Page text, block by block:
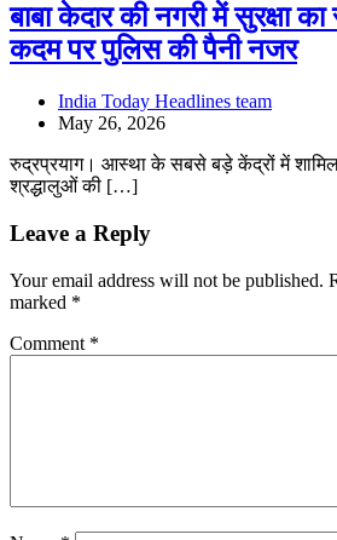
बाबा केदार की नगरी में सुरक्षा
कदम पर पुलिस की पैनी नजर
India Today Headlines team
May 26, 2026
रुद्रप्रयाग। आस्था के सबसे बड़े केंद्रों में शामिल
श्रद्धालुओं की […]
Leave a Reply
Your email address will not be published.
marked *
Comment *